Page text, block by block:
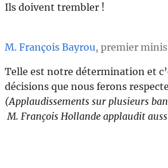
Ils doivent trembler !
M. François Bayrou, premier
Telle est notre détermination et
décisions que nous ferons
(Applaudissements sur plusieurs
M. François Hollande applaudit